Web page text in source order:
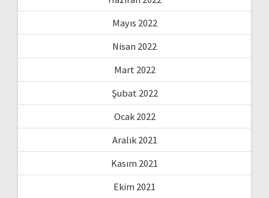
Mayıs 2022
Nisan 2022
Mart 2022
Şubat 2022
Ocak 2022
Aralık 2021
Kasım 2021
Ekim 2021